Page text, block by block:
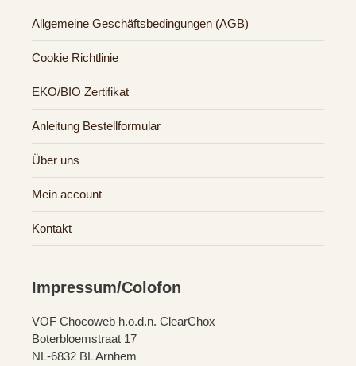
Allgemeine Geschäftsbedingungen (AGB)
Cookie Richtlinie
EKO/BIO Zertifikat
Anleitung Bestellformular
Über uns
Mein account
Kontakt
Impressum/Colofon
VOF Chocoweb h.o.d.n. ClearChox
Boterbloemstraat 17
NL-6832 BL Arnhem